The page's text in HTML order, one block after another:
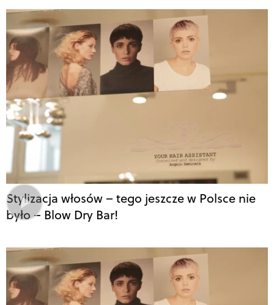
Stylizacja włosów – tego jeszcze w Polsce nie
było – Blow Dry Bar!